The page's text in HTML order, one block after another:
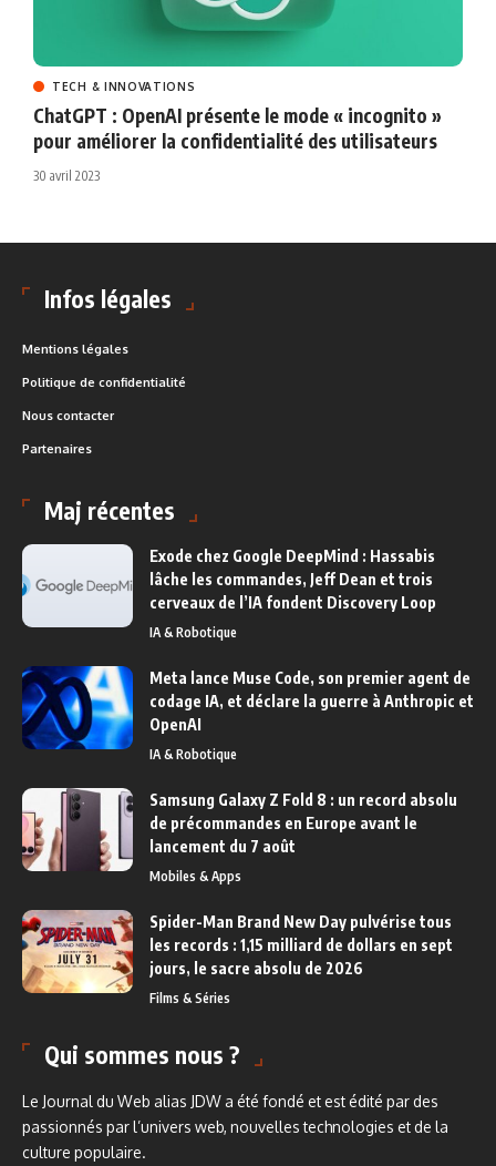
TECH & INNOVATIONS
ChatGPT : OpenAI présente le mode « incognito »
pour améliorer la confidentialité des utilisateurs
30 avril 2023
Infos légales
Mentions légales
Politique de confidentialité
Nous contacter
Partenaires
Maj récentes
Exode chez Google DeepMind : Hassabis
lâche les commandes, Jeff Dean et trois
cerveaux de l’IA fondent Discovery Loop
IA & Robotique
Meta lance Muse Code, son premier agent de
codage IA, et déclare la guerre à Anthropic et
OpenAI
IA & Robotique
Samsung Galaxy Z Fold 8 : un record absolu
de précommandes en Europe avant le
lancement du 7 août
Mobiles & Apps
Spider-Man Brand New Day pulvérise tous
les records : 1,15 milliard de dollars en sept
jours, le sacre absolu de 2026
Films & Séries
Qui sommes nous ?
Le Journal du Web alias JDW a été fondé et est édité par des
passionnés par l’univers web, nouvelles technologies et de la
culture populaire.